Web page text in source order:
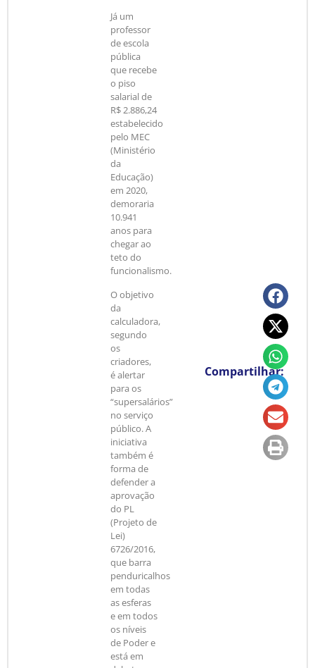
Já um
professor
de escola
pública
que recebe
o piso
salarial de
R$ 2.886,24
estabelecido
pelo MEC
(Ministério
da
Educação)
em 2020,
demoraria
10.941
anos para
chegar ao
teto do
funcionalismo.
O objetivo
da
calculadora,
segundo
os
criadores,
é alertar
para os
“supersalários”
no serviço
público. A
iniciativa
também é
forma de
defender a
aprovação
do PL
(Projeto de
Lei)
6726/2016,
que barra
penduricalhos
em todas
as esferas
e em todos
os níveis
de Poder e
está em
Compartilhar: